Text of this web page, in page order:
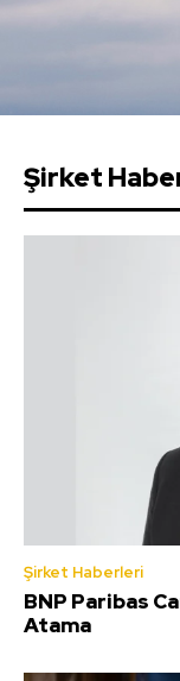
Şirket
Şirket Haberleri
BNP Paribas
Atama